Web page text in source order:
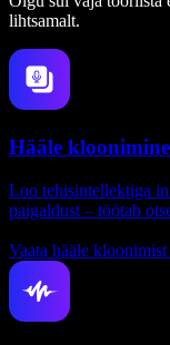
lihtsamalt.
Hääle kloonimine
Loo tehisintellektiga
paigaldust – töötab
Vaata hääle kloonimist